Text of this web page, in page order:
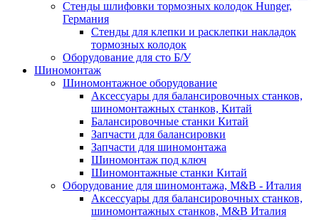
Стенды шлифовки тормозных колодок Hunger,
Германия
Стенды для клепки и расклепки накладок
тормозных колодок
Оборудование для сто Б/У
Шиномонтаж
Шиномонтажное оборудование
Аксессуары для балансировочных станков,
шиномонтажных станков, Китай
Балансировочные станки Китай
Запчасти для балансировки
Запчасти для шиномонтажа
Шиномонтаж под ключ
Шиномонтажные станки Китай
Оборудование для шиномонтажа, M&B - Италия
Аксессуары для балансировочных станков,
шиномонтажных станков, M&B Италия